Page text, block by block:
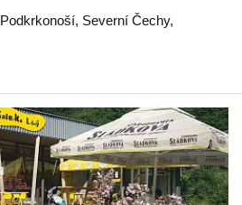
Podkrkonoší, Severní Čechy,